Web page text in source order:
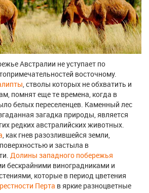
Австралии не уступает по
восточному.
, стволы которых не обхватить и
помнят еще те времена, когда в
белых переселенцев. Каменный лес
загадка природы, является
редких австралийских животных.
, как гнев разозлившейся земли,
и застыла в
Долины западного побережья
бескрайними виноградниками и
которые в период цветения
Перта в яркие разноцветные